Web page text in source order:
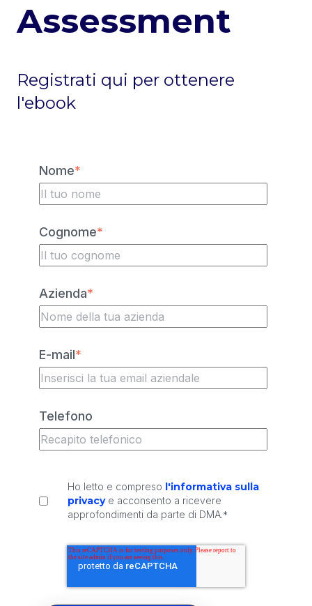
Assessment
Registrati qui per ottenere
l'ebook
Nome*
Cognome*
Azienda*
E-mail*
Telefono
Ho letto e compreso l'informativa sulla
privacye acconsento a ricevere
approfondimenti da parte di DMA.*